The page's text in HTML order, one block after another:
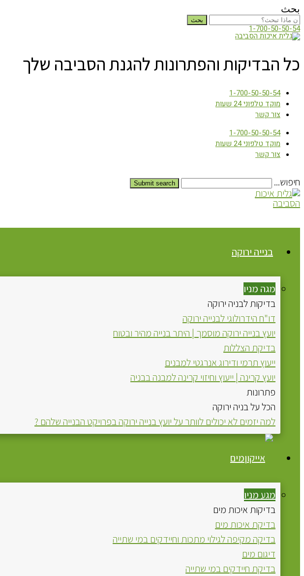
بحث
بحث
1-700-50-50-54
כל הבדיקות והפתרונות להגנת הסביבה שלך
1-700-50-50-54
מוקד טלפוני 24 שעות
צור קשר
1-700-50-50-54
מוקד טלפוני 24 שעות
צור קשר
חיפוש... Submit search
בנייה ירוקה
מגה מניו
בדיקות לבניה ירוקה
דו"ח הידרולוגי לבנייה ירוקה
יועץ בנייה ירוקה מוסמך | היתר בנייה מהיר ובטוח
בדיקת הצללות
ייעוץ תרמי ודירוג אנרגטי למבנים
יועץ קרינה | ייעוץ וחיזוי קרינה למבנה בבניה
פתרונות
הכל על בניה ירוקה
למה יזמים לא יכולים לוותר על יועץ בנייה ירוקה בפרויקט הבנייה שלהם ?
מים
מגע מניו
בדיקות איכות מים
בדיקת איכות מים
בדיקה מקיפה לגילוי מתכות וחיידקים במי שתייה
דיגום מים
בדיקת חיידקים במי שתייה